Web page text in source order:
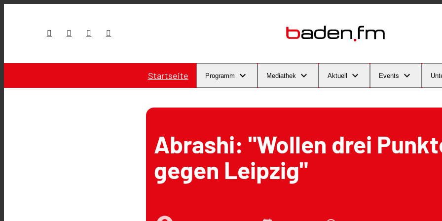
Startseite Programm Mediathek Aktuell Events
Abrashi: "Wollen drei
gegen Leipzig"